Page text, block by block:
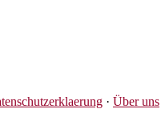
· Über uns